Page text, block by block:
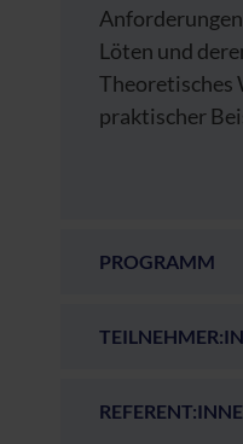
Löten und
Theoretisches
praktischer
PROGRAMM